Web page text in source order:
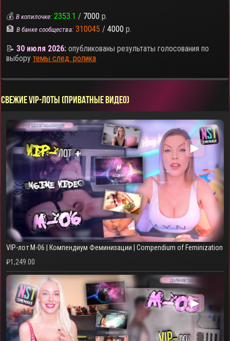
💰В копилочке: 2353.1 / 7000 р.
🏦В банке сообщества: 310045 / 4000 р.
📝30 июля 2026: опубликованы результаты голосования по
выборутемы след. ролика
СВЕЖИЕ VIP-ЛОТЫ (ПРИВАТНЫЕ ВИДЕО)
▶
VIP-лот M-06 | Компендиум Феминизации | Compendium of Feminization
₽1,249.00
▶